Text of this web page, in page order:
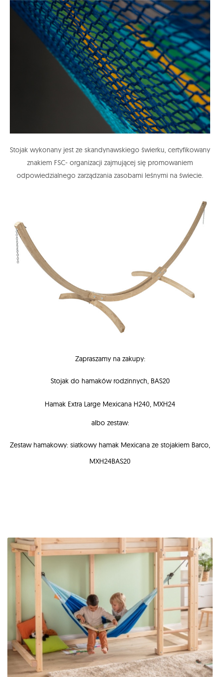
Stojak wykonany jest ze skandynawskiego świerku, certyfikowany
znakiem FSC- organizacji zajmującej się promowaniem
odpowiedzialnego zarządzania zasobami leśnymi na świecie.
Zapraszamy na zakupy:
Stojak do hamaków rodzinnych, BAS20
Hamak Extra Large Mexicana H240, MXH24
albo zestaw:
Zestaw hamakowy: siatkowy hamak Mexicana ze stojakiem Barco,
MXH24BAS20